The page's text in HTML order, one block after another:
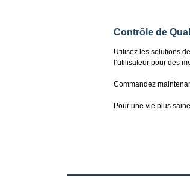
Contrôle de
Utilisez les solutions
l’utilisateur pour des
Commandez
Pour une vie plus